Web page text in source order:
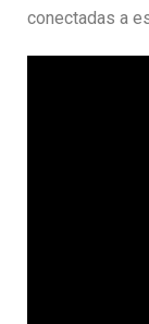
conectadas a